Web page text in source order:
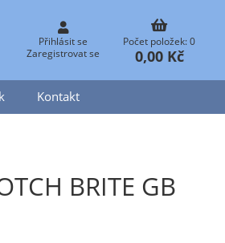
Přihlásit se
Zaregistrovat se
Počet položek: 0
0,00 Kč
Kontakt
BRITE GB